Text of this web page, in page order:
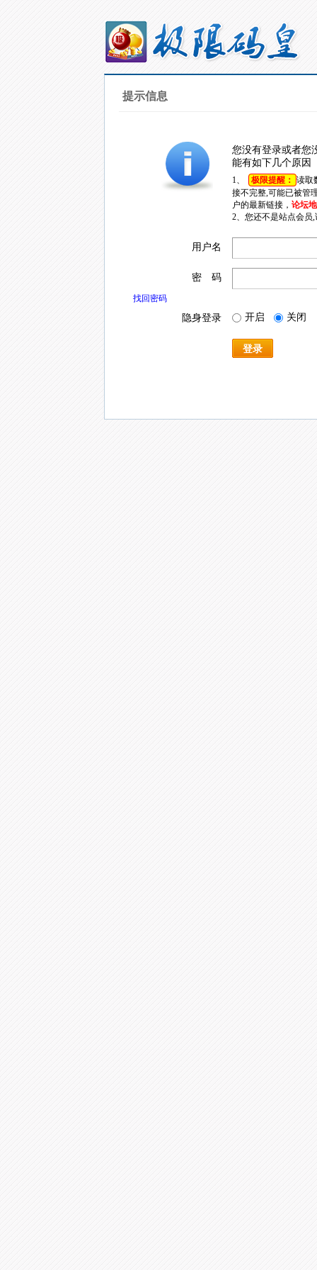
提示信息
您没有登录或者您
能有如下几个原因
1、 极限提醒： 读取
接不完整,可能已被管
户的最新链接， 论坛
2、您还不是站点会员
用户名
密 码
找回密码
隐身登录 开启 关闭
登录